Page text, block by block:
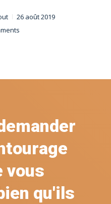
26 août 2019
vous
qu'ils